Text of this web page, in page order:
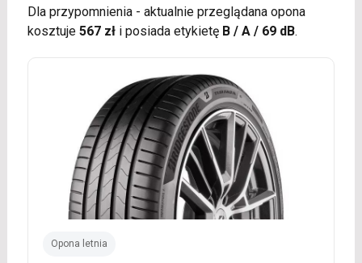
Dla przypomnienia - aktualnie przeglądana opona
kosztuje 567 złi posiada etykietę B / A / 69 dB.
Opona letnia